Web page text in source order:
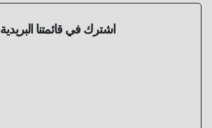
اشترك في قائمتنا البريدية